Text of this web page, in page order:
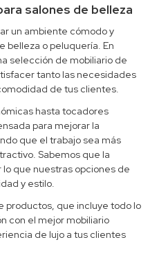
salones de belleza
un ambiente cómodo y
belleza o peluquería. En
selección de mobiliario de
tanto las necesidades
de tus clientes.
hasta tocadores
para mejorar la
que el trabajo sea más
Sabemos que la
que nuestras opciones de
y estilo.
productos, que incluye todo lo
con el mejor mobiliario
de lujo a tus clientes